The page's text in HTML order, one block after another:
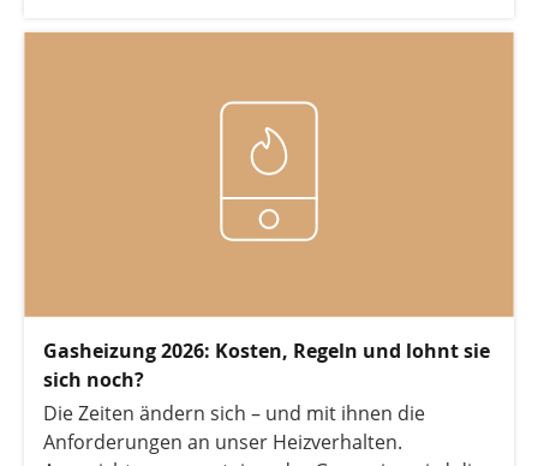
Brennstoffen enorm verteuern werden und was
das Heizungsgesetz für Verbraucher bedeutet,
erfahren Sie in diesem Artikel.
Gasheizung 2026: Kosten, Regeln und lohnt sie
sich noch?
Die Zeiten ändern sich – und mit ihnen die
Anforderungen an unser Heizverhalten.